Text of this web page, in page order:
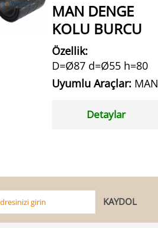
MAN DENGE
KOLU BURCU
Özellik:
D=Ø87 d=Ø55 h=80
Uyumlu Araçlar: MAN
Detaylar